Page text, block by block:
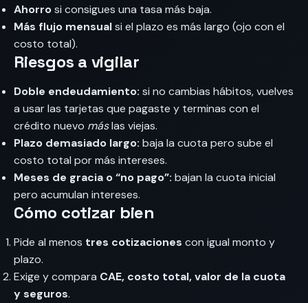
Ahorrosi consigues una tasa más baja.
Más flujo mensualsi el plazo es más largo (ojo con el
costo total).
Riesgos a vigilar
Doble endeudamiento: si no cambias hábitos, vuelves
a usar las tarjetas que pagaste y terminas con el
crédito nuevo máslas viejas.
Plazo demasiado largo: baja la cuota pero sube el
costo total por más intereses.
Meses de gracia o “no pago”: bajan la cuota inicial
pero acumulan intereses.
Cómo cotizar bien
Pide al menos tres cotizaciones con igual monto y
plazo.
Exige y compara CAE, costo total, valor de la cuota
y seguros.